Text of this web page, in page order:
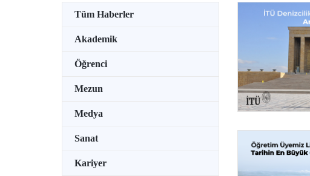
Tüm Haberler
Akademik
Öğrenci
Mezun
Medya
Sanat
Kariyer